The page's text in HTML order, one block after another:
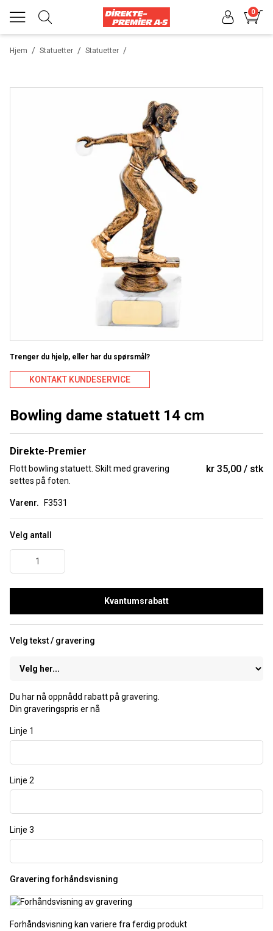
0
/
Hjem /
Statuetter /
Statuetter
Trenger du hjelp, eller har du spørsmål?
KONTAKT KUNDESERVICE
Bowling dame statuett 14 cm
Direkte-Premier
Flott bowling statuett. Skilt med gravering
settes på foten.
Varenr. F3531
kr 35,00 stk
Velg antall
Kvantumsrabatt
Velg tekst / gravering
Du har nå oppnådd rabatt på gravering.
Din graveringspris er nå
Linje 1
Linje 2
Linje 3
Gravering forhåndsvisning
Forhåndsvisning kan variere fra ferdig produkt